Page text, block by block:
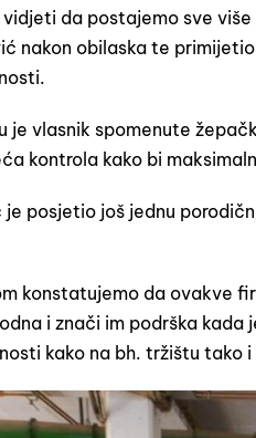
da postajemo sve
nakon obilaska te
je vlasnik spomenute
kontrola kako bi
posjetio još jednu
konstatujemo da ovakve
i znači im podrška
kako na bh. tržištu tako